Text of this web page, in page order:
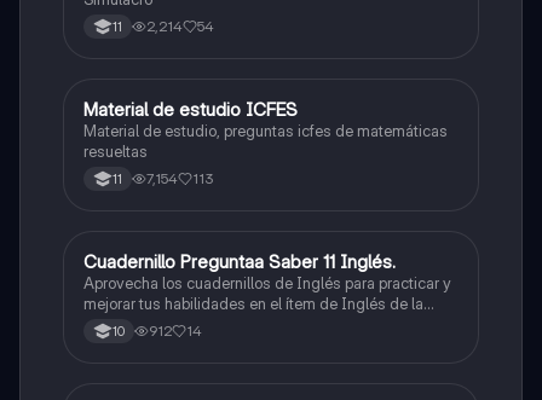
11 2,214 54
ICFES: Matemáticas
Material de estudio ICFES
Material de estudio, preguntas icfes de matemáticas
resueltas
11 7,154 113
ICFES: Inglés
Cuadernillo Preguntaa Saber 11 Inglés.
Aprovecha los cuadernillos de Inglés para practicar y
mejorar tus habilidades en el ítem de Inglés de la
Prueba Saber 11. 🫡
10 912 14